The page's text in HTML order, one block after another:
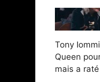
Tony
Queen
mais a